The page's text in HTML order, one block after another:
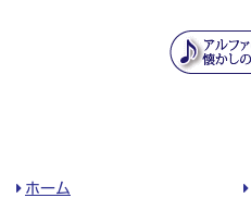
ホーム